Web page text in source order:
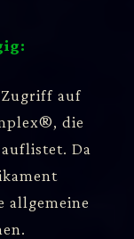
auf
die
Da
allgemeine